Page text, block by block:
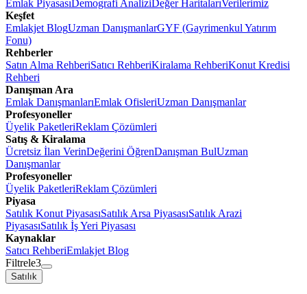
Emlak PiyasasıDemografi AnaliziDeğer HaritalarıVerilerimiz
Keşfet
Emlakjet BlogUzman DanışmanlarGYF (Gayrimenkul Yatırım
Fonu)
Rehberler
Satın Alma RehberiSatıcı RehberiKiralama RehberiKonut Kredisi
Rehberi
Danışman Ara
Emlak DanışmanlarıEmlak OfisleriUzman Danışmanlar
Profesyoneller
Üyelik PaketleriReklam Çözümleri
Satış & Kiralama
Ücretsiz İlan VerinDeğerini ÖğrenDanışman BulUzman
Danışmanlar
Profesyoneller
Üyelik PaketleriReklam Çözümleri
Piyasa
Satılık Konut PiyasasıSatılık Arsa PiyasasıSatılık Arazi
PiyasasıSatılık İş Yeri Piyasası
Kaynaklar
Satıcı RehberiEmlakjet Blog
Filtrele3
Satılık